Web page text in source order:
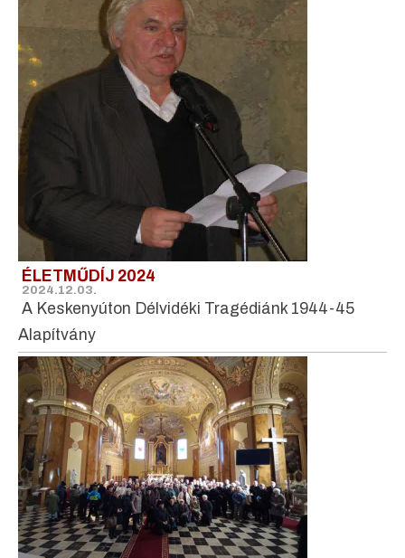
ÉLETMŰDÍJ 2024
2024.12.03.
A Keskenyúton Délvidéki Tragédiánk 1944-45
Alapítvány